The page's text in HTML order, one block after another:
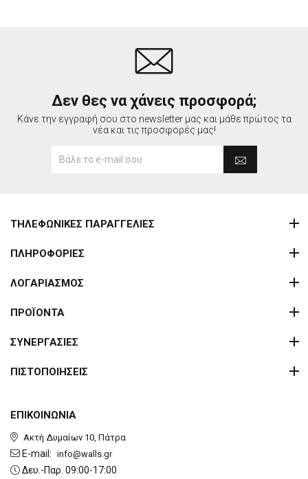
Δεν θες να χάνεις προσφορά;
Κάνε την εγγραφή σου στο newsletter μας και μάθε πρώτος τα
νέα και τις προσφορές μας!
ΕΠΙΚΟΙΝΩΝΙΑ
Ακτή Δυμαίων 10, Πάτρα
E-mail: info@walls.gr
Δευ.-Παρ. 09:00-17:00
ΤΗΛΕΦΩΝΙΚΕΣ ΠΑΡΑΓΓΕΛΙΕΣ
ΠΛΗΡΟΦΟΡΙΕΣ
ΛΟΓΑΡΙΑΣΜΟΣ
ΠΡΟΪΟΝΤΑ
ΣΥΝΕΡΓΑΣΙΕΣ
ΠΙΣΤΟΠΟΙΗΣΕΙΣ